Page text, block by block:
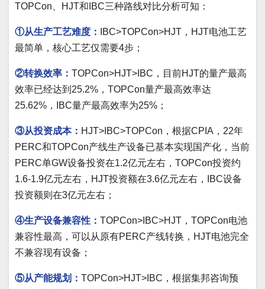
TOPCon、HJT和IBC三种路线对比分析可知：
①从生产工艺难度：
IBC>TOPCon>HJT，HJT电池工艺
最简单，核心工艺仅需要4步；
②转换效率： TOPCon>HJT>IBC，目前HJT的量产最高
效率已经达到25.2%，TOPCon量产最高效率达
25.62%，IBC量产最高效率为25%；
③从投资成本： HJT>IBC>TOPCon，根据CPIA，22年
PERC和TOPCon产线生产设备已基本实现国产化，当前
PERC单GW设备投资在1.2亿元左右，TOPCon投资约
1.6-1.9亿元左右，HJT投资额在3.6亿元左右，IBC设备
投资额则在3亿元左右；
④生产设备兼容性： TOPCon>IBC>HJT，TOPCon电池
兼容性最高，可以从原有PERC产线转换，HJT电池完全
不兼容现有设备；
⑤从产能规划： TOPCon>HJT>IBC，根据集邦咨询预